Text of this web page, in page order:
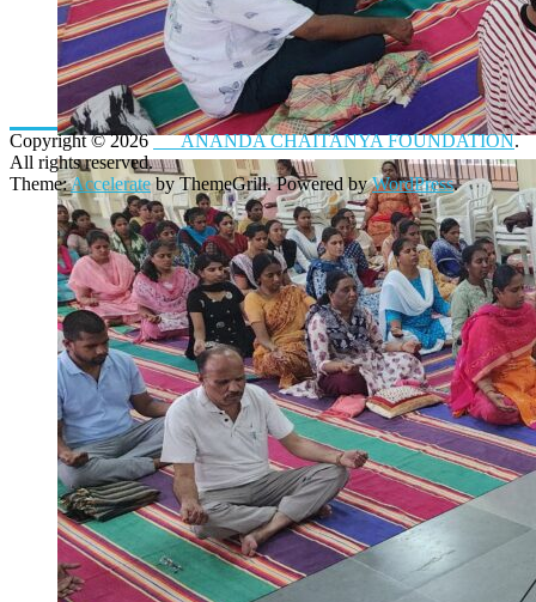
Copyright © 2026ANANDA CHAITANYA FOUNDATION.
All rights reserved.
Theme:Accelerateby ThemeGrill. Powered byWordPress.